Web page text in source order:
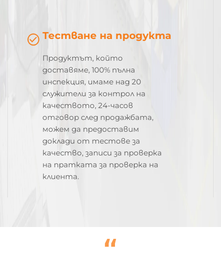
Тестване на продукта
Продуктът, който
доставяме, 100% пълна
инспекция, имаме над 20
служители за контрол на
качеството, 24-часов
отговор след продажбата,
можем да предоставим
доклади от тестове за
качество, записи за проверка
на пратката за проверка на
клиента.
“